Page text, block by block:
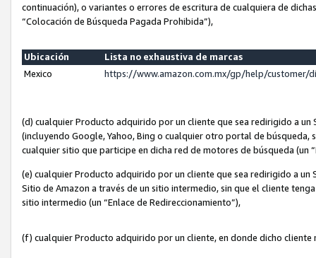
continuación), o variantes o errores de escritura de cualquiera de
“Colocación de Búsqueda Pagada Prohibida”),
Ubicación
Lista no exhaustiva de marcas
Mexico
https://www.amazon.com.mx/gp/help/customer/
(d) cualquier Producto adquirido por un cliente que sea redirigido a
(incluyendo Google, Yahoo, Bing o cualquier otro portal de
cualquier sitio que participe en dicha red de motores de búsqueda (un
(e) cualquier Producto adquirido por un cliente que sea redirigido a un
Sitio de Amazon a través de un sitio intermedio, sin que el cliente
sitio intermedio (un “Enlace de Redireccionamiento”),
(f) cualquier Producto adquirido por un cliente, en donde dicho